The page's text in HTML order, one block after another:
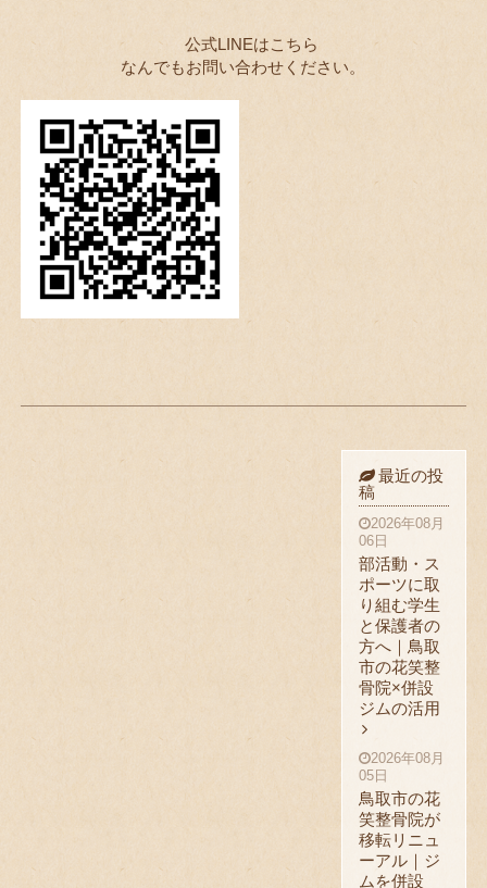
公式LINEはこちら
なんでもお問い合わせください。
最近の投
稿
2026年08月
06日
部活動・ス
ポーツに取
り組む学生
と保護者の
方へ｜鳥取
市の花笑整
骨院×併設
ジムの活用
2026年08月
05日
鳥取市の花
笑整骨院が
移転リニュ
ーアル｜ジ
ムを併設